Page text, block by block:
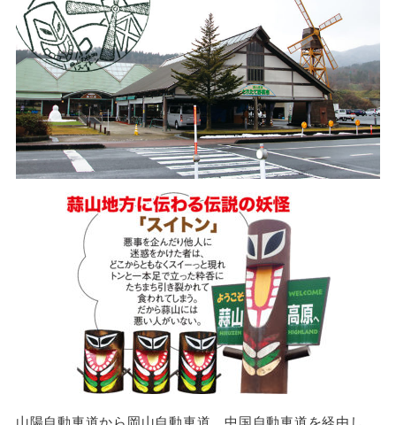
山陽自動車道から岡山自動車道、中国自動車道を経由し、